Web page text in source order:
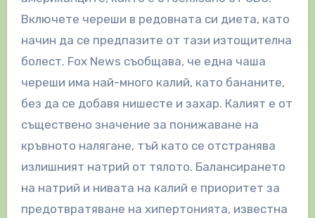
Включете череши в редовната си диета, като
начин да се предпазите от тази изтощителна
болест. Fox News съобщава, че една чаша
череши има най-много калий, като бананите,
без да се добавя нишесте и захар. Калият е от
съществено значение за понижаване на
кръвното налягане, тъй като се отстранява
излишният натрий от тялото. Балансирането
на натрий и нивата на калий е приоритет за
предотвратяване на хипертонията, известна